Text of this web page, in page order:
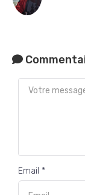
Email *